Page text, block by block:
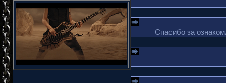
Спасибо за